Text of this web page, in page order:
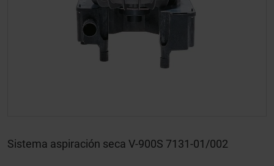
Sistema aspiración seca V-900S 7131-01/002